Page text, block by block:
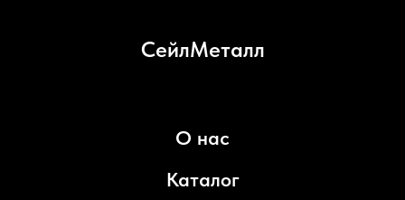
СейлМеталл
О нас
Каталог